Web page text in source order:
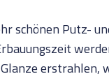
schönen Putz-